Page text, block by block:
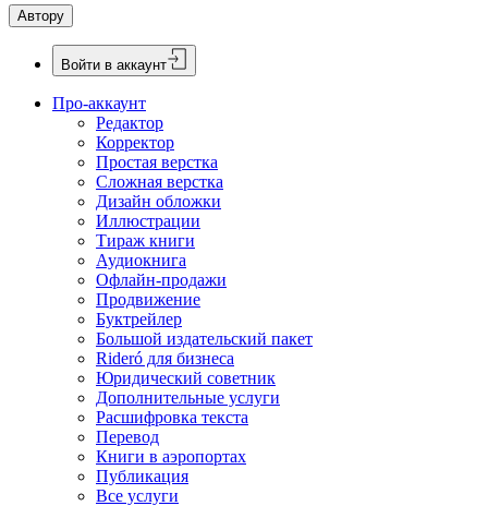
Автору
Войти в аккаунт
Про-аккаунт
Редактор
Корректор
Простая верстка
Сложная верстка
Дизайн обложки
Иллюстрации
Тираж книги
Аудиокнига
Офлайн-продажи
Продвижение
Буктрейлер
Большой издательский пакет
Rideró для бизнеса
Юридический советник
Дополнительные услуги
Расшифровка текста
Перевод
Книги в аэропортах
Публикация
Все услуги